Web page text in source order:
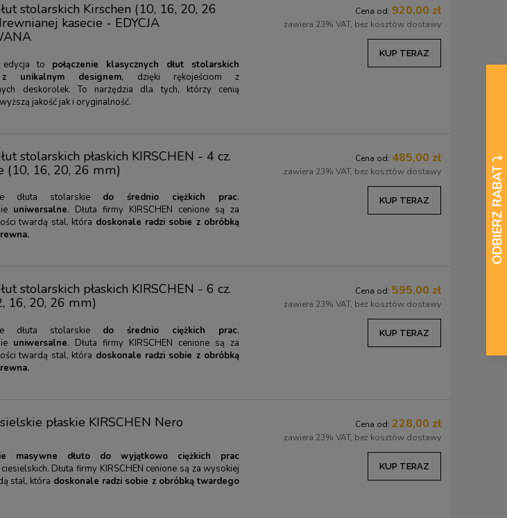
stolarskich Kirschen (10, 16, 20, 26
kasecie - EDYCJA
edycja to połączenie klasycznych dłut stolarskich
unikalnym designem, dzięki rękojeściom z
deskorolek. To narzędzia dla tych, którzy cenią
jakość jak i oryginalność.
Cena od: 920,00 zł
zawiera 23% VAT, bez kosztów dostawy
KUP TERAZ
stolarskich płaskich KIRSCHEN - 4 cz.
(10, 16, 20, 26 mm)
dłuta stolarskie do średnio ciężkich prac.
uniwersalne. Dłuta firmy KIRSCHEN cenione są za
twardą stal, która doskonale radzi sobie z obróbką
Cena od: 485,00 zł
zawiera 23% VAT, bez kosztów dostawy
KUP TERAZ
stolarskich płaskich KIRSCHEN - 6 cz.
16, 20, 26 mm)
dłuta stolarskie do średnio ciężkich prac.
uniwersalne. Dłuta firmy KIRSCHEN cenione są za
twardą stal, która doskonale radzi sobie z obróbką
Cena od: 595,00 zł
zawiera 23% VAT, bez kosztów dostawy
KUP TERAZ
płaskie KIRSCHEN Nero
masywne dłuto do wyjątkowo ciężkich prac
Dłuta firmy KIRSCHEN cenione są za wysokiej
stal, która doskonale radzi sobie z obróbką twardego
Cena od: 228,00 zł
zawiera 23% VAT, bez kosztów dostawy
KUP TERAZ